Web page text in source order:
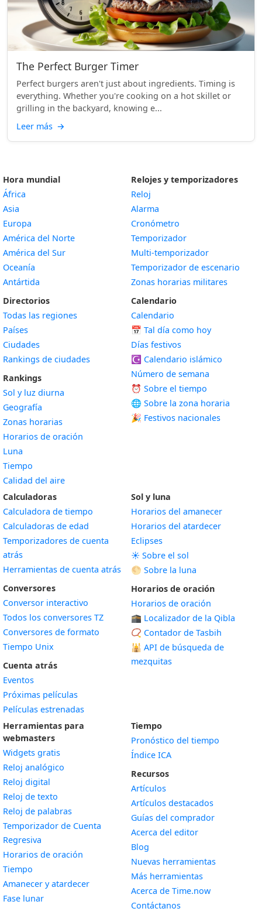
The Perfect Burger Timer
Perfect burgers aren't just about ingredients. Timing is
everything. Whether you're cooking on a hot skillet or
grilling in the backyard, knowing e...
Leer más →
Hora mundial
África
Asia
Europa
América del Norte
América del Sur
Oceanía
Antártida
Directorios
Todas las regiones
Países
Ciudades
Rankings de ciudades
Rankings
Sol y luz diurna
Geografía
Zonas horarias
Horarios de oración
Luna
Tiempo
Calidad del aire
Relojes y temporizadores
Reloj
Alarma
Cronómetro
Temporizador
Multi-temporizador
Temporizador de escenario
Zonas horarias militares
Calendario
Calendario
📅 Tal día como hoy
Días festivos
☪️ Calendario islámico
Número de semana
⏰ Sobre el tiempo
🌐 Sobre la zona horaria
🎉 Festivos nacionales
Calculadoras
Calculadora de tiempo
Calculadoras de edad
Temporizadores de cuenta
atrás
Herramientas de cuenta atrás
Conversores
Conversor interactivo
Todos los conversores TZ
Conversores de formato
Tiempo Unix
Cuenta atrás
Eventos
Próximas películas
Películas estrenadas
Sol y luna
Horarios del amanecer
Horarios del atardecer
Eclipses
☀️ Sobre el sol
🌕 Sobre la luna
Horarios de oración
Horarios de oración
🕋 Localizador de la Qibla
📿 Contador de Tasbih
🕌 API de búsqueda de
mezquitas
Herramientas para
webmasters
Widgets gratis
Reloj analógico
Reloj digital
Reloj de texto
Reloj de palabras
Temporizador de Cuenta
Regresiva
Horarios de oración
Tiempo
Amanecer y atardecerWidget
Fase lunarWidget
Tiempo
Pronóstico del tiempo
Índice ICA
Recursos
Artículos
Artículos destacados
Guías del comprador
Acerca del editor
Blog
Nuevas herramientas
Más herramientas
Acerca de Time.now
Contáctanos